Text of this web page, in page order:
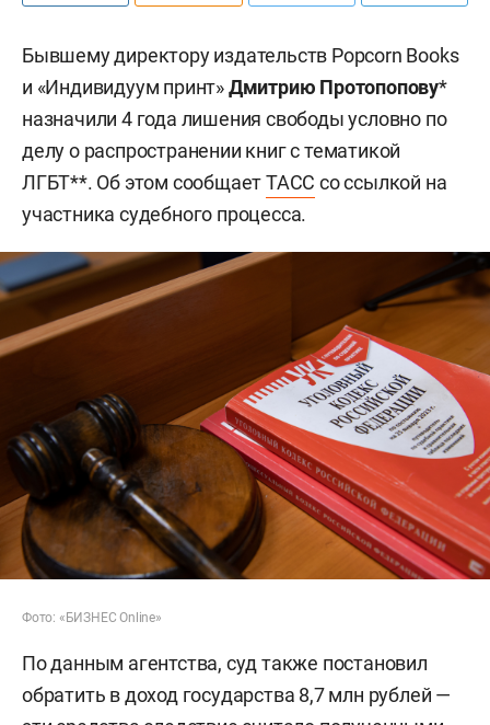
Бывшему директору издательств Popcorn Books
и «Индивидуум принт»Дмитрию Протопопову*
назначили 4 года лишения свободы условно по
делу о распространении книг с тематикой
ЛГБТ**. Об этом сообщаетТАСС со ссылкой на
участника судебного процесса.
Фото: «БИЗНЕС Online»
По данным агентства, суд также постановил
обратить в доход государства 8,7 млн рублей —